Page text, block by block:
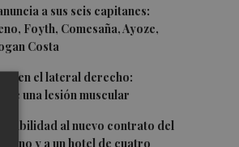
a sus seis capitanes:
Foyth, Comesaña, Ayoze,
Costa
en el lateral derecho:
una lesión muscular
viabilidad al nuevo contrato del
y a un hotel de cuatro